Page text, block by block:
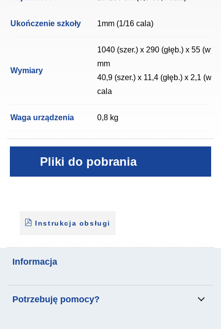
Ukończenie szkoły 1mm (1/16 cala)
Wymiary
1040 (szer.) x 290 (głęb.) x 55
mm
40,9 (szer.) x 11,4 (głęb.) x 2,1
cala
Waga urządzenia 0,8 kg
Pliki do pobrania
Instrukcja obsługi
Informacja
Potrzebuję pomocy?